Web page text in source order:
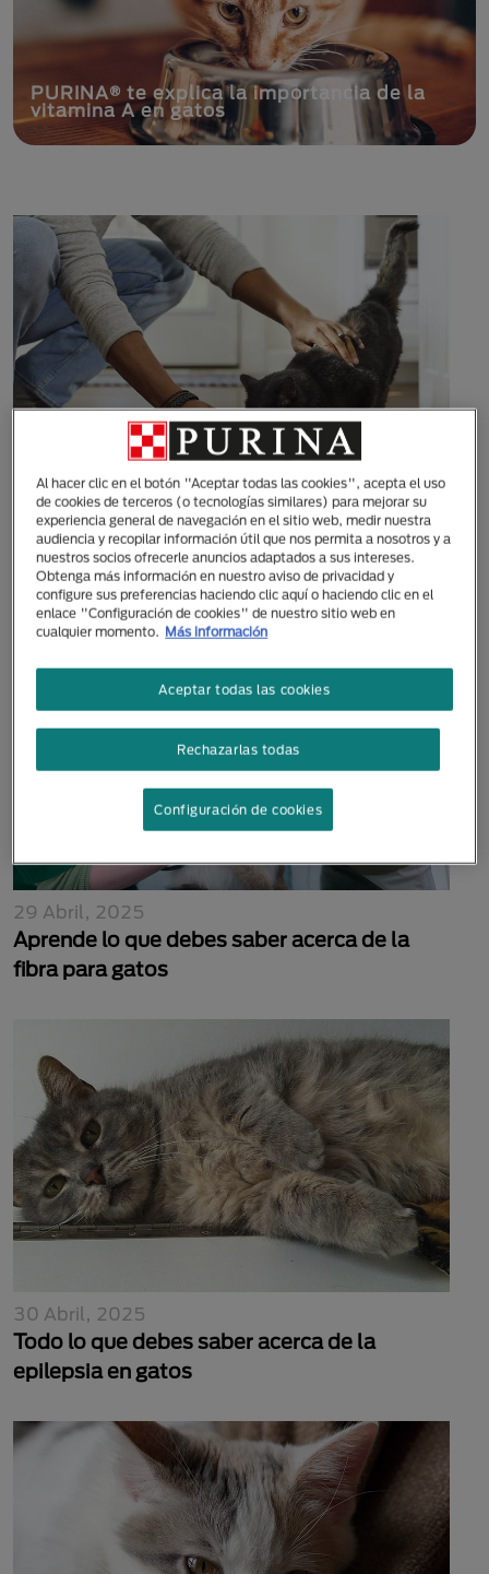
PURINA® te enseña si los gatos pueden
comer mango
25 Abril, 2025
PRO PLAN®: conoce la comida premium
para gatos de PURINA®
29 Abril, 2025
Aprende lo que debes saber acerca de la
fibra para gatos
30 Abril, 2025
Todo lo que debes saber acerca de la
epilepsia en gatos
Al hacer clic en el botón "Aceptar todas las cookies", acepta el uso
de cookies de terceros (o tecnologías similares) para mejorar su
experiencia general de navegación en el sitio web, medir nuestra
audiencia y recopilar información útil que nos permita a nosotros y a
nuestros socios ofrecerle anuncios adaptados a sus intereses.
Obtenga más información en nuestro aviso de privacidad y
configure sus preferencias haciendo clic aquí o haciendo clic en el
enlace "Configuración de cookies" de nuestro sitio web en
cualquier momento. Más información
Rechazarlas todas
Aceptar todas las cookies
Configuración de cookies